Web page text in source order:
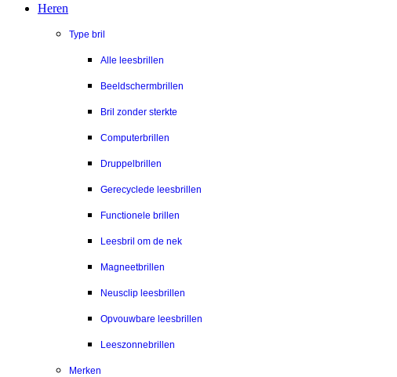
Heren
Type bril
Alle leesbrillen
Beeldschermbrillen
Bril zonder sterkte
Computerbrillen
Druppelbrillen
Gerecyclede leesbrillen
Functionele brillen
Leesbril om de nek
Magneetbrillen
Neusclip leesbrillen
Opvouwbare leesbrillen
Leeszonnebrillen
Merken